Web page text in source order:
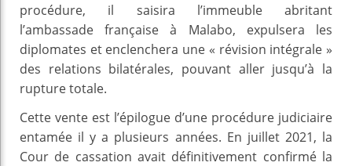
procédure, il saisira l’immeuble abritant
l’ambassade française à Malabo, expulsera les
diplomates et enclenchera une « révision intégrale »
des relations bilatérales, pouvant aller jusqu’à la
rupture totale.
Cette vente est l’épilogue d’une procédure judiciaire
entamée il y a plusieurs années. En juillet 2021, la
Cour de cassation avait définitivement confirmé la